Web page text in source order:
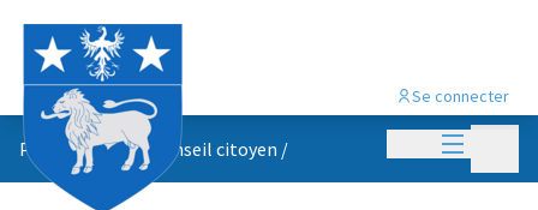
Menu
Se connecter
Propositions du conseil citoyen /